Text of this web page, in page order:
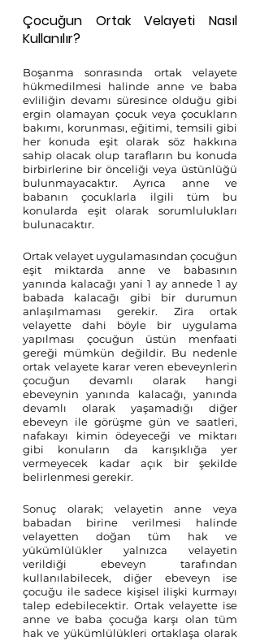
Çocuğun Ortak Velayeti Nasıl
Kullanılır?
Boşanma sonrasında ortak velayete
hükmedilmesi halinde anne ve baba
evliliğin devamı süresince olduğu gibi
ergin olamayan çocuk veya çocukların
bakımı, korunması, eğitimi, temsili gibi
her konuda eşit olarak söz hakkına
sahip olacak olup tarafların bu konuda
birbirlerine bir önceliği veya üstünlüğü
bulunmayacaktır. Ayrıca anne ve
babanın çocuklarla ilgili tüm bu
konularda eşit olarak sorumlulukları
bulunacaktır.
Ortak velayet uygulamasından çocuğun
eşit miktarda anne ve babasının
yanında kalacağı yani 1 ay annede 1 ay
babada kalacağı gibi bir durumun
anlaşılmaması gerekir. Zira ortak
velayette dahi böyle bir uygulama
yapılması çocuğun üstün menfaati
gereği mümkün değildir. Bu nedenle
ortak velayete karar veren ebeveynlerin
çocuğun devamlı olarak hangi
ebeveynin yanında kalacağı, yanında
devamlı olarak yaşamadığı diğer
ebeveyn ile görüşme gün ve saatleri,
nafakayı kimin ödeyeceği ve miktarı
gibi konuların da karışıklığa yer
vermeyecek kadar açık bir şekilde
belirlenmesi gerekir.
Sonuç olarak; velayetin anne veya
babadan birine verilmesi halinde
velayetten doğan tüm hak ve
yükümlülükler yalnızca velayetin
verildiği ebeveyn tarafından
kullanılabilecek, diğer ebeveyn ise
çocuğu ile sadece kişisel ilişki kurmayı
talep edebilecektir. Ortak velayette ise
anne ve baba çocuğa karşı olan tüm
hak ve yükümlülükleri ortaklaşa olarak